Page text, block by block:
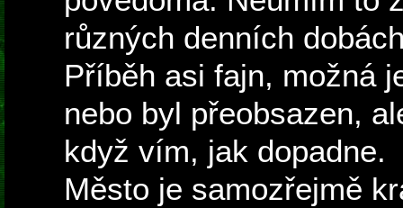
různých denních
Příběh asi fajn, možná
nebo byl přeobsazen,
když vím, jak dopadne.
Město je samozřejmě